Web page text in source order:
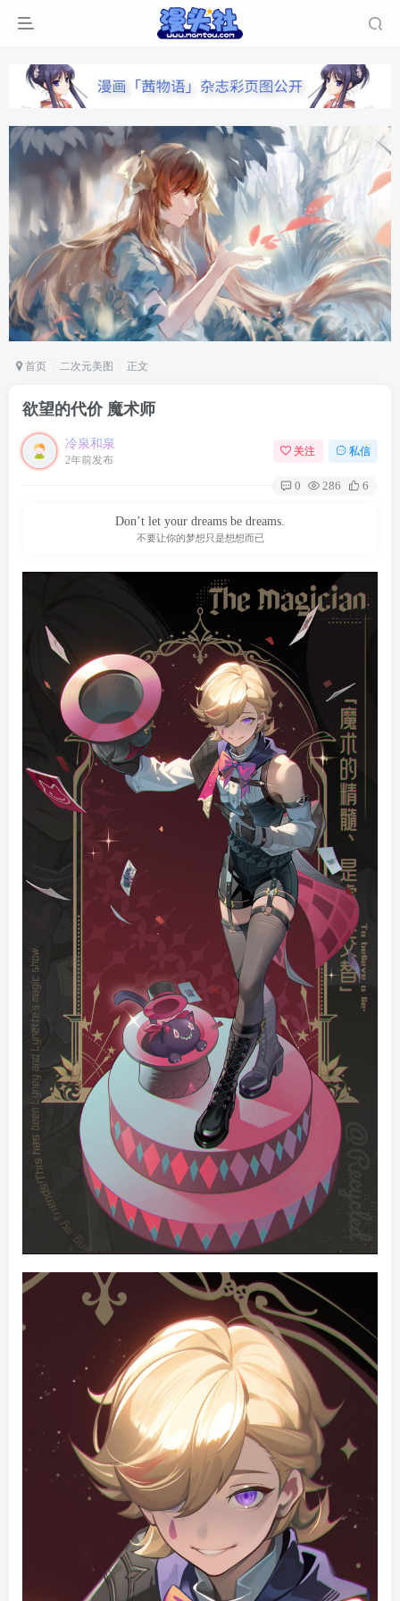
首页 二次元美图 正文
欲望的代价 魔术师
冷泉和泉
2年前发布
关注 私信
0 286 6
Don’t let your dreams be dreams.
不要让你的梦想只是想想而已